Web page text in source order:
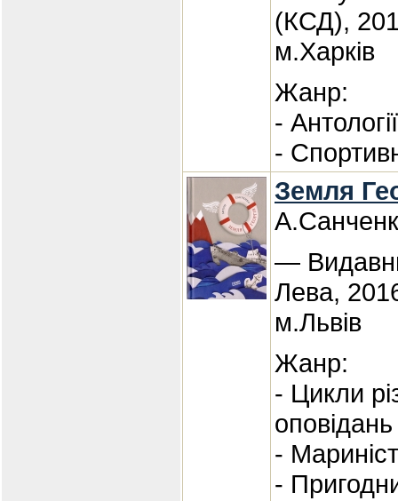
(КСД),
м.Харків
Жанр:
-
-
Земля
—
Лева,
м.Львів
Жанр:
- Цикли
оповідань
-
-